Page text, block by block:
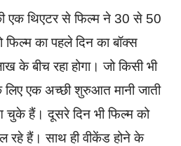
एक थिएटर से फिल्म ने 30 से 50
फिल्म का पहले दिन का बॉक्स
बीच रहा होगा। जो किसी भी
लिए एक अच्छी शुरुआत मानी जाती
चुके हैं। दूसरे दिन भी फिल्म को
रहे हैं। साथ ही वीकेंड होने के